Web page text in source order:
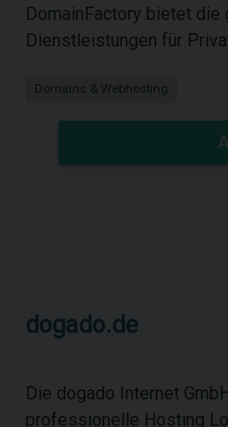
DomainFactory bietet
Dienstleistungen für
Domains & Webhosting
dogado.de
Die dogado Internet
professionelle Hosting